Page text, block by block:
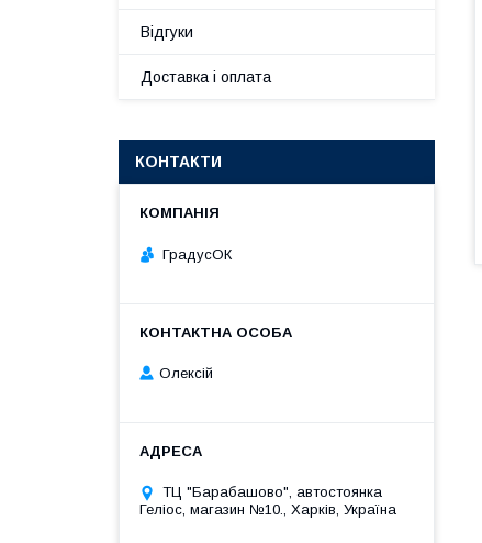
Відгуки
Доставка і оплата
КОНТАКТИ
ГрадусОК
Олексій
ТЦ "Барабашово", автостоянка
Геліос, магазин №10., Харків, Україна